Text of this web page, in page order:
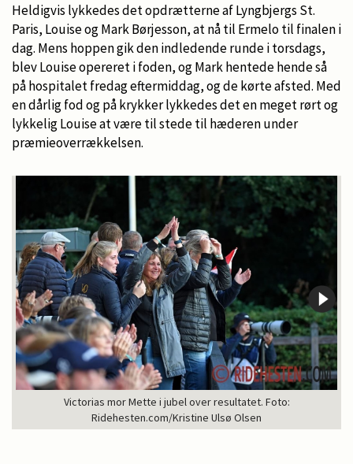
Heldigvis lykkedes det opdrætterne af Lyngbjergs St.
Paris, Louise og Mark Børjesson, at nå til Ermelo til finalen i
dag. Mens hoppen gik den indledende runde i torsdags,
blev Louise opereret i foden, og Mark hentede hende så
på hospitalet fredag eftermiddag, og de kørte afsted. Med
en dårlig fod og på krykker lykkedes det en meget rørt og
lykkelig Louise at være til stede til hæderen under
præmieoverrækkelsen.
Victorias mor Mette i jubel over resultatet. Foto:
Ridehesten.com/Kristine Ulsø Olsen